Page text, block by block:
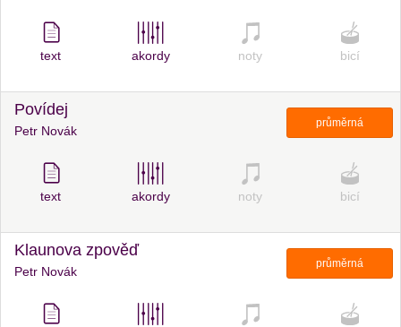
text akordy noty bicí
Povídej
Petr Novák
průměrná
text akordy noty bicí
Klaunova zpověď
Petr Novák
průměrná